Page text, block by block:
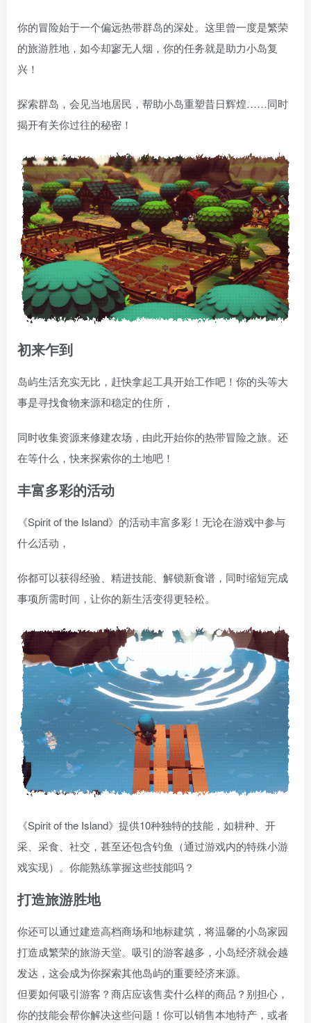
你的冒险始于一个偏远热带群岛的深处。这里曾一度是繁荣
的旅游胜地，如今却寥无人烟，你的任务就是助力小岛复
兴！
探索群岛，会见当地居民，帮助小岛重塑昔日辉煌……同时
揭开有关你过往的秘密！
初来乍到
岛屿生活充实无比，赶快拿起工具开始工作吧！你的头等大
事是寻找食物来源和稳定的住所，
同时收集资源来修建农场，由此开始你的热带冒险之旅。还
在等什么，快来探索你的土地吧！
丰富多彩的活动
《Spirit of the Island》的活动丰富多彩！无论在游戏中参与
什么活动，
你都可以获得经验、精进技能、解锁新食谱，同时缩短完成
事项所需时间，让你的新生活变得更轻松。
《Spirit of the Island》提供10种独特的技能，如耕种、开
采、采食、社交，甚至还包含钓鱼（通过游戏内的特殊小游
戏实现）。你能熟练掌握这些技能吗？
打造旅游胜地
你还可以通过建造高档商场和地标建筑，将温馨的小岛家园
打造成繁荣的旅游天堂。吸引的游客越多，小岛经济就会越
发达，这会成为你探索其他岛屿的重要经济来源。
但要如何吸引游客？商店应该售卖什么样的商品？别担心，
你的技能会帮你解决这些问题！你可以销售本地特产，或者